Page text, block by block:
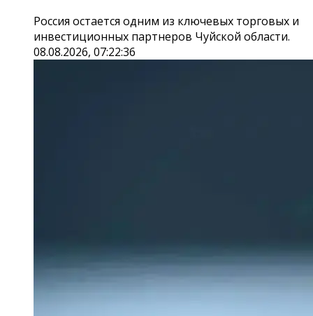
Россия остается одним из ключевых торговых и
инвестиционных партнеров Чуйской области.
08.08.2026, 07:22:36